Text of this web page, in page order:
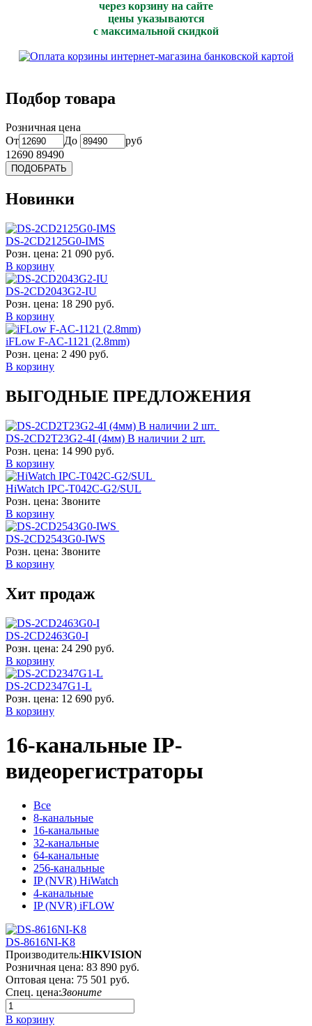
через корзину на сайте
цены указываются
с максимальной скидкой
Подбор товара
Розничная цена
От
До
руб
12690 89490
Новинки
DS-2CD2125G0-IMS
Розн. цена: 21 090 руб.
В корзину
DS-2CD2043G2-IU
Розн. цена: 18 290 руб.
В корзину
iFLow F-AC-1121 (2.8mm)
Розн. цена: 2 490 руб.
В корзину
ВЫГОДНЫЕ ПРЕДЛОЖЕНИЯ
DS-2CD2T23G2-4I (4мм) В наличии 2 шт.
Розн. цена: 14 990 руб.
В корзину
HiWatch IPC-T042C-G2/SUL
Розн. цена: Звоните
В корзину
DS-2CD2543G0-IWS
Розн. цена: Звоните
В корзину
Хит продаж
DS-2CD2463G0-I
Розн. цена: 24 290 руб.
В корзину
DS-2CD2347G1-L
Розн. цена: 12 690 руб.
В корзину
16-канальные IP-
видеорегистраторы
Все
8-канальные
16-канальные
32-канальные
64-канальные
256-канальные
IP (NVR) HiWatch
4-канальные
IP (NVR) iFLOW
DS-8616NI-K8
Производитель:HIKVISION
Розничная цена: 83 890 руб.
Оптовая цена: 75 501 руб.
Спец. цена:Звоните
В корзину